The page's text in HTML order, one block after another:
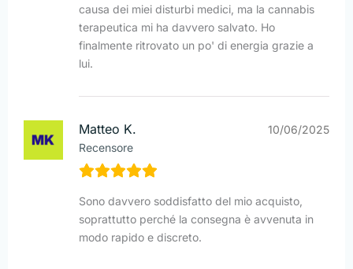
causa dei miei disturbi medici, ma la cannabis
terapeutica mi ha davvero salvato. Ho
finalmente ritrovato un po' di energia grazie a
lui.
Matteo K.
Recensore
10/06/2025
Sono davvero soddisfatto del mio acquisto,
soprattutto perché la consegna è avvenuta in
modo rapido e discreto.